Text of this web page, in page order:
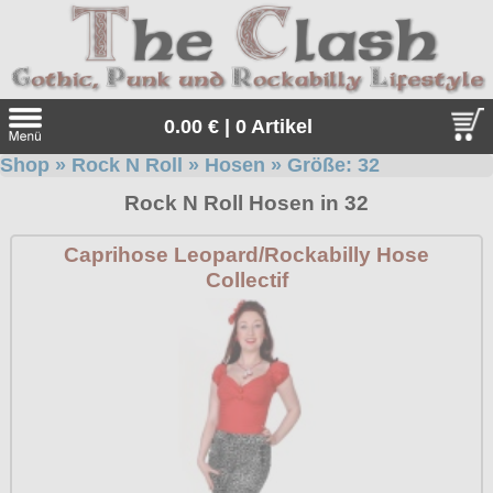
0.00 € | 0 Artikel
Angebote
Sonderangebote
Geschenketipps
Gratis
Kleidung/Gothic
alle Artikel
Girlblusen
Punkrock
Shop » Rock N Roll » Hosen » Größe: 32
Rock N Roll Hosen in 32
Caprihose Leopard/Rockabilly Hose
Collectif